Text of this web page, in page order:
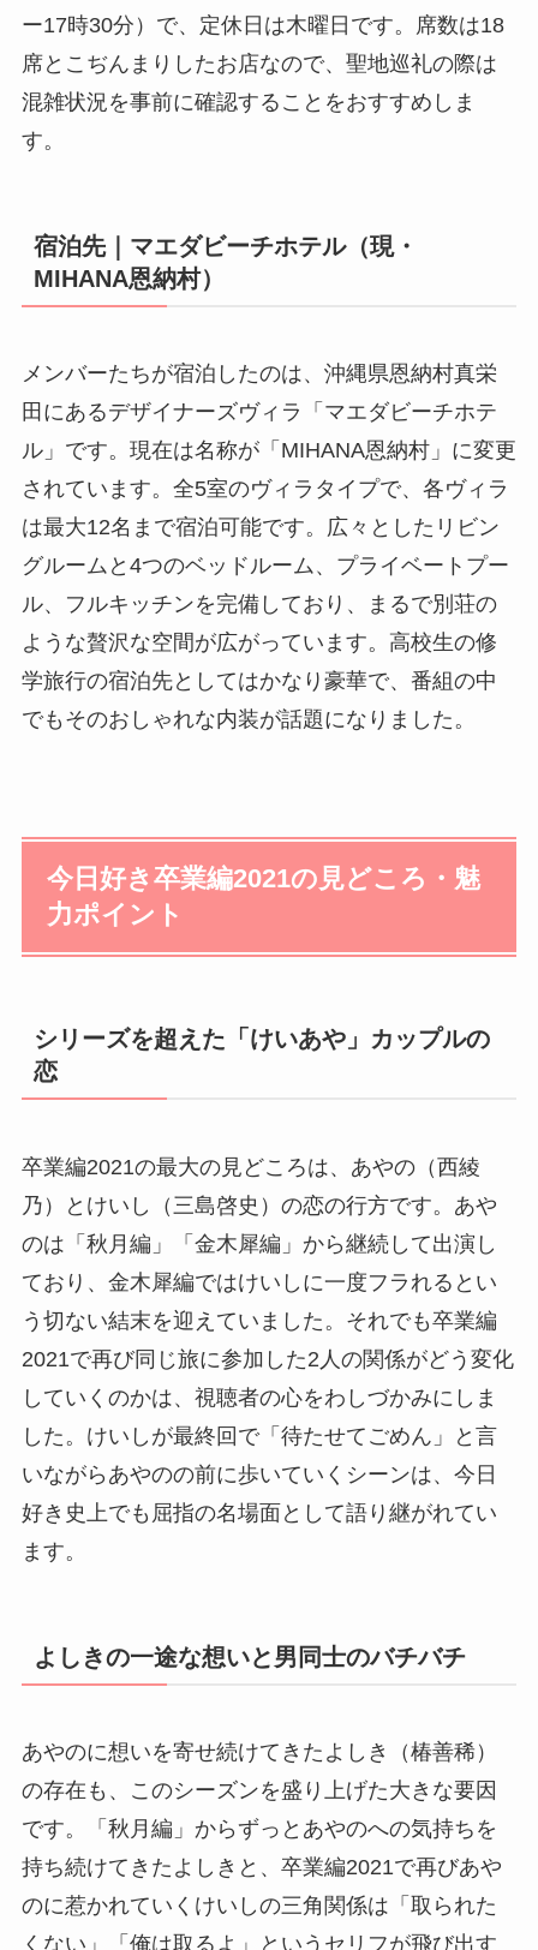
ー17時30分）で、定休日は木曜日です。席数は18
席とこぢんまりしたお店なので、聖地巡礼の際は
混雑状況を事前に確認することをおすすめしま
す。
宿泊先｜マエダビーチホテル（現・
MIHANA恩納村）
メンバーたちが宿泊したのは、沖縄県恩納村真栄
田にあるデザイナーズヴィラ「マエダビーチホテ
ル」です。現在は名称が「MIHANA恩納村」に変更
されています。全5室のヴィラタイプで、各ヴィラ
は最大12名まで宿泊可能です。広々としたリビン
グルームと4つのベッドルーム、プライベートプー
ル、フルキッチンを完備しており、まるで別荘の
ような贅沢な空間が広がっています。高校生の修
学旅行の宿泊先としてはかなり豪華で、番組の中
でもそのおしゃれな内装が話題になりました。
今日好き卒業編2021の見どころ・魅
力ポイント
シリーズを超えた「けいあや」カップルの
恋
卒業編2021の最大の見どころは、あやの（西綾
乃）とけいし（三島啓史）の恋の行方です。あや
のは「秋月編」「金木犀編」から継続して出演し
ており、金木犀編ではけいしに一度フラれるとい
う切ない結末を迎えていました。それでも卒業編
2021で再び同じ旅に参加した2人の関係がどう変化
していくのかは、視聴者の心をわしづかみにしま
した。けいしが最終回で「待たせてごめん」と言
いながらあやのの前に歩いていくシーンは、今日
好き史上でも屈指の名場面として語り継がれてい
ます。
よしきの一途な想いと男同士のバチバチ
あやのに想いを寄せ続けてきたよしき（椿善稀）
の存在も、このシーズンを盛り上げた大きな要因
です。「秋月編」からずっとあやのへの気持ちを
持ち続けてきたよしきと、卒業編2021で再びあや
のに惹かれていくけいしの三角関係は「取られた
くない」「俺は取るよ」というセリフが飛び出す